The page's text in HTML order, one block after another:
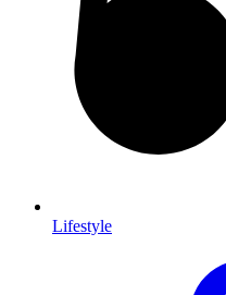
Lifestyle